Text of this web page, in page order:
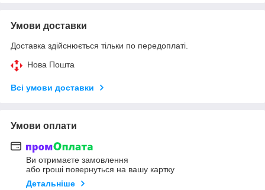
Умови доставки
Доставка здійснюється тільки по передоплаті.
Нова Пошта
Всі умови доставки
Умови оплати
Ви отримаєте замовлення
або гроші повернуться на вашу картку
Детальніше